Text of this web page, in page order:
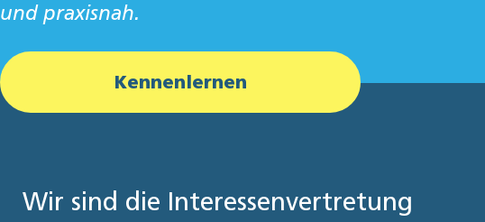
und praxisnah.
Kennenlernen
Wir sind die Interessen­vertretung